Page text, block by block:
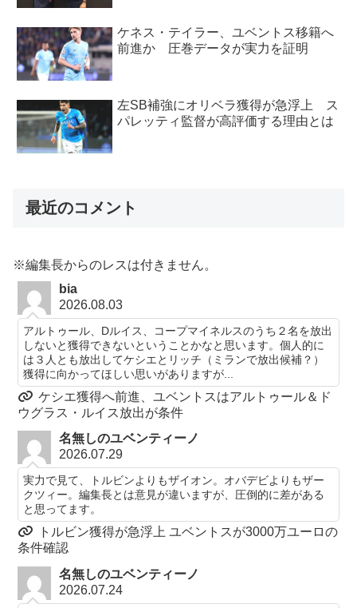
ケネス・テイラー、ユベントス移籍へ
前進か 圧巻データが実力を証明
左SB補強にオリベラ獲得が急浮上 ス
パレッティ監督が高評価する理由とは
最近のコメント
※編集長からのレスは付きません。
bia
2026.08.03
アルトゥール、Dルイス、コープマイネルスのうち２名を放出
しないと獲得できないということかなと思います。個人的に
は３人とも放出してケシエとリッチ（ミランで放出候補？）
獲得に向かってほしい思いがありますが...
ケシエ獲得へ前進、ユベントスはアルトゥール＆ド
ウグラス・ルイス放出が条件
名無しのユベンティーノ
2026.07.29
実力で見て、トルビンよりもザイオン。オバデビよりもザー
クツィー。編集長とは意見が違いますが、圧倒的に差がある
と思ってます。
トルビン獲得が急浮上 ユベントスが3000万ユーロの
条件確認
名無しのユベンティーノ
2026.07.24